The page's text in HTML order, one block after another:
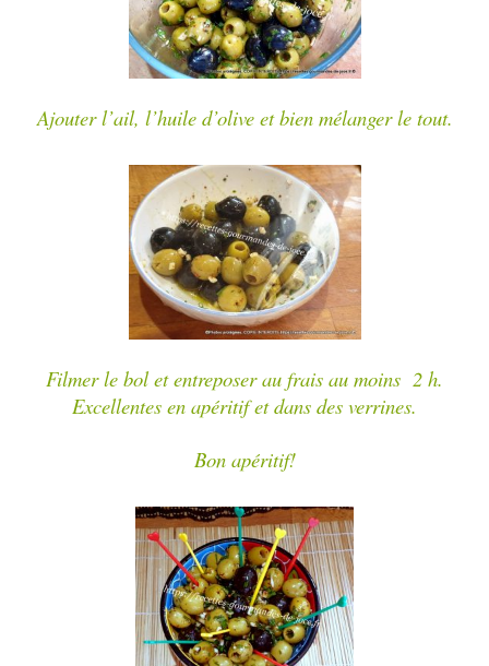
Ajouter l’ail, l’huile d’olive et bien mélanger le tout.
Filmer le bol et entreposer au frais au moins 2 h.
Excellentes en apéritif et dans des verrines.
Bon apéritif!